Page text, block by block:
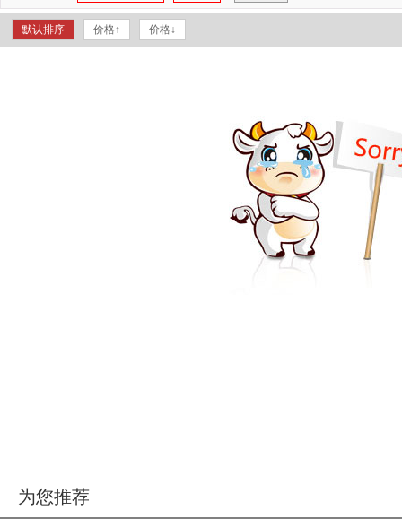
默认排序 价格↑ 价格↓
为您推荐